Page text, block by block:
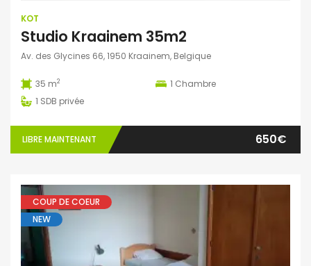
KOT
Studio Kraainem 35m2
Av. des Glycines 66, 1950 Kraainem, Belgique
35 m2 1 Chambre
1 SDB privée
LIBRE MAINTENANT 650€
COUP DE COEUR
NEW